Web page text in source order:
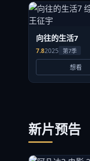
向往的生活7
7.82025 第7季
想看
新片预告